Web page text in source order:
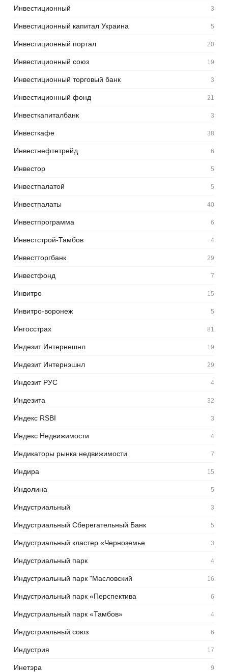
Инвестиционный 3
Инвестиционный капитал Украина 5
Инвестиционный портал 20
Инвестиционный союз 19
Инвестиционный торговый банк 3
Инвестиционный фонд 21
Инвесткапиталбанк 3
Инвесткафе 38
Инвестнефтетрейд 6
Инвестор 5
Инвестпалатой 5
Инвестпалаты 40
Инвестпрограмма 6
Инвестстрой-Тамбов 4
Инвестторгбанк 29
Инвестфонд 7
Инвитро 15
Инвитро-воронеж 5
Ингосстрах 81
Индезит Интернешнл 19
Индезит Интернэшнл 29
Индезит РУС 4
Индезита 32
Индекс RSBI 3
Индекс Недвижимости 4
Индикаторы рынка недвижимости 7
Индира 15
Индолина 5
Индустриальный 3
Индустриальный Сберегательный Банк 5
Индустриальный кластер «Черноземье 3
Индустриальный парк 4
Индустриальный парк "Масловский 16
Индустриальный парк «Перспектива 6
Индустриальный парк «Тамбов» 4
Индустриальный союз 6
Индустрия 17
Инетэра 9